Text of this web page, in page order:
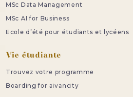
MSc Data Management
MSc AI for Business
Ecole d’été pour étudiants et lycéens
Vie étudiante
Trouvez votre programme
Boarding for aivancity